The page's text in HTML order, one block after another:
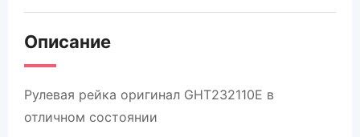
Описание
Рулевая рейка оригинал GHT232110E в
отличном состоянии